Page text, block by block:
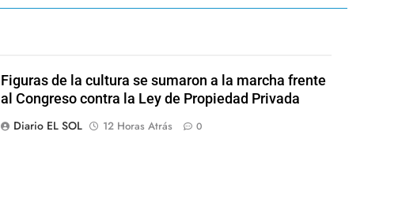
Figuras de la cultura se sumaron a la marcha frente
al Congreso contra la Ley de Propiedad Privada
Diario EL SOL
12 Horas Atrás 0